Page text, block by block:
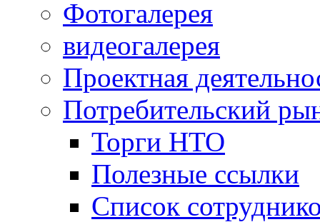
Фотогалерея
видеогалерея
Проектная
Потребительский
Торги НТО
Полезные ссылки
Список